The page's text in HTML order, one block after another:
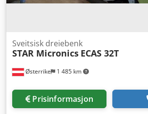
Østerrike 1 485 km
Sveitsisk dreiebenk
STAR Micronics ECAS 32T
Prisinformasjon